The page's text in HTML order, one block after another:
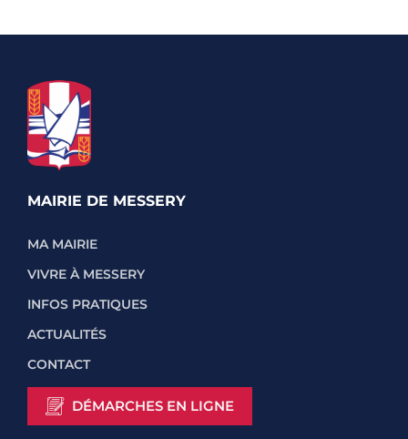
MAIRIE DE MESSERY
MA MAIRIE
VIVRE À MESSERY
INFOS PRATIQUES
ACTUALITÉS
CONTACT
DÉMARCHES EN LIGNE